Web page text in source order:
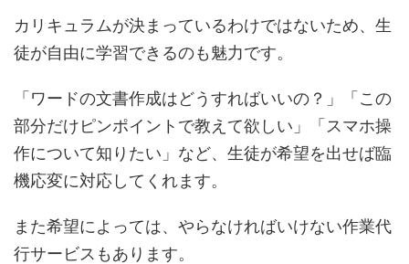
カリキュラムが決まっているわけではないため、生
徒が自由に学習できるのも魅力です。
「ワードの文書作成はどうすればいいの？」「この
部分だけピンポイントで教えて欲しい」「スマホ操
作について知りたい」など、生徒が希望を出せば臨
機応変に対応してくれます。
また希望によっては、やらなければいけない作業代
行サービスもあります。